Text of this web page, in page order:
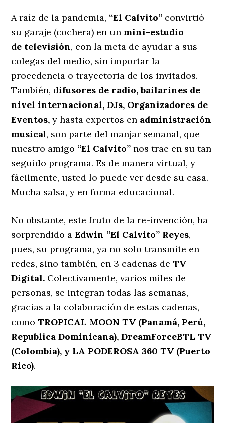
A raíz de la pandemia, “El Calvito” convirtió
su garaje (cochera) en un mini-estudio
de televisión, con la meta de ayudar a sus
colegas del medio, sin importar la
procedencia o trayectoria de los invitados.
También, difusores de radio, bailarines de
nivel internacional, DJs, Organizadores de
Eventos, y hasta expertos en administración
musical, son parte del manjar semanal, que
nuestro amigo “El Calvito” nos trae en su tan
seguido programa. Es de manera virtual, y
fácilmente, usted lo puede ver desde su casa.
Mucha salsa, y en forma educacional.
No obstante, este fruto de la re-invención, ha
sorprendido aEdwin ”El Calvito” Reyes,
pues, su programa, ya no solo transmite en
redes, sino también, en 3 cadenas deTV
Digital. Colectivamente, varios miles de
personas, se integran todas las semanas,
gracias a la colaboración de estas cadenas,
como TROPICAL MOON TV (Panamá, Perú,
Republica Dominicana), DreamForceBTL TV
(Colombia), y LA PODEROSA 360 TV (Puerto
Rico).